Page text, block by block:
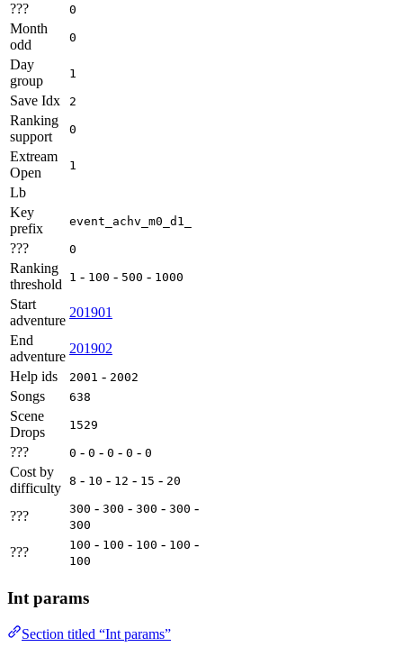
??? 0
Month
odd
0
Day
group
1
Save Idx 2
Ranking
support
0
Extream
Open
1
Lb
Key
prefix
event_achv_m0_d1_
??? 0
Ranking
threshold
1 - 100 - 500 - 1000
Start
adventure
201901
End
adventure
201902
Help ids
2001 - 2002
Songs 638
Scene
Drops
1529
??? 0 - 0 - 0 - 0 - 0
Cost by
difficulty 8 - 10 - 12 - 15 - 20
??? 300 - 300 - 300 - 300 -
300
??? 100 - 100 - 100 - 100 -
100
Int params
Section titled “Int params”